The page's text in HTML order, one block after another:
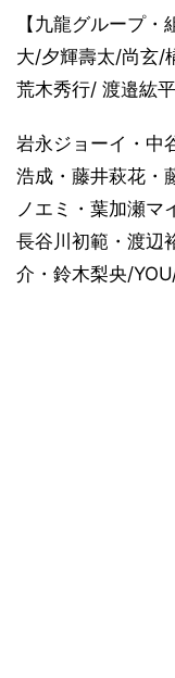
【九龍グループ
大/夕輝壽太/尚玄/
荒木秀行/ 渡邉紘平
岩永ジョーイ・中
浩成・藤井萩花・
ノエミ・葉加瀬マ
⻑谷川初範・渡辺
介・鈴木梨央/